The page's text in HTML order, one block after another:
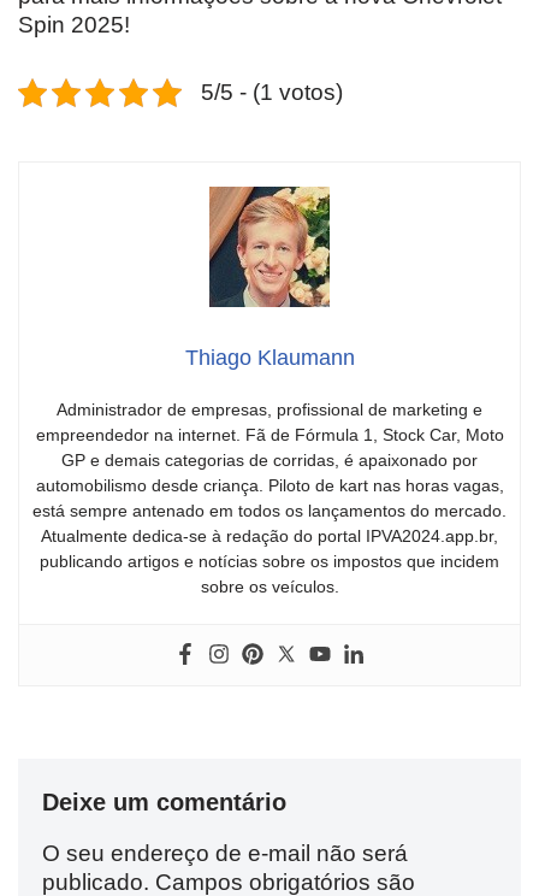
Spin 2025!
5/5 - (1 votos)
Thiago Klaumann
Administrador de empresas, profissional de marketing e
empreendedor na internet. Fã de Fórmula 1, Stock Car, Moto
GP e demais categorias de corridas, é apaixonado por
automobilismo desde criança. Piloto de kart nas horas vagas,
está sempre antenado em todos os lançamentos do mercado.
Atualmente dedica-se à redação do portal IPVA2024.app.br,
publicando artigos e notícias sobre os impostos que incidem
sobre os veículos.
Deixe um comentário
O seu endereço de e-mail não será
publicado. Campos obrigatórios são